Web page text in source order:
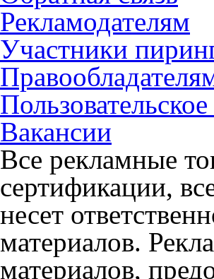
Рекламодателям
Участники
Вакансии
Все рекламные
сертификации,
несет
материалов.
материалов,